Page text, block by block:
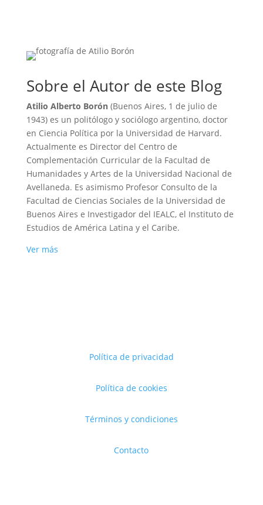
Sobre el Autor de este Blog
Atilio Alberto Borón(Buenos Aires, 1 de julio de
1943) es un politólogo y sociólogo argentino, doctor
en Ciencia Política por la Universidad de Harvard.
Actualmente es Director del Centro de
Complementación Curricular de la Facultad de
Humanidades y Artes de la Universidad Nacional de
Avellaneda. Es asimismo Profesor Consulto de la
Facultad de Ciencias Sociales de la Universidad de
Buenos Aires e Investigador del IEALC, el Instituto de
Estudios de América Latina y el Caribe.
Ver más
Política de privacidad
Política de cookies
Términos y condiciones
Contacto